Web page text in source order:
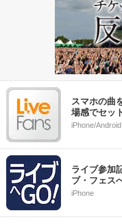
スマホの曲
場感でセッ
iPhone/Android
ライブ参加
ブ・フェス
iPhone